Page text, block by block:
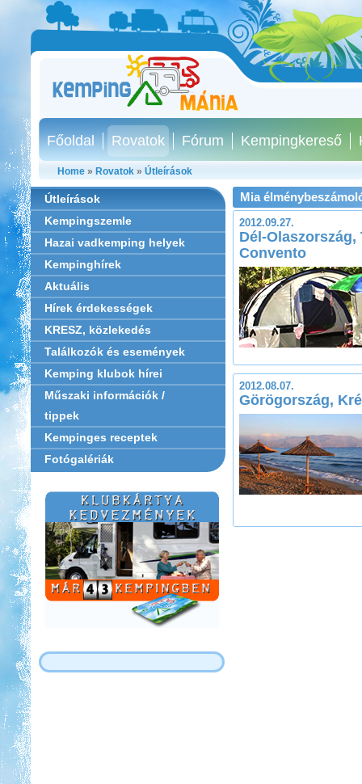
Főoldal Rovatok Fórum Kempingkereső
Home » Rovatok » Útleírások
Útleírások
Kempingszemle
Hazai vadkemping helyek
Kempinghírek
Aktuális
Hírek érdekességek
KRESZ, közlekedés
Találkozók és események
Kemping klubok hírei
Műszaki információk /
tippek
Kempinges receptek
Fotógalériák
Mia
2012.09.27.
Dél-
Convento
2012.08.07.
Görögország,